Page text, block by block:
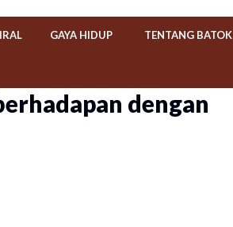
GAYA HIDUP TENTANG BATOK
dengan